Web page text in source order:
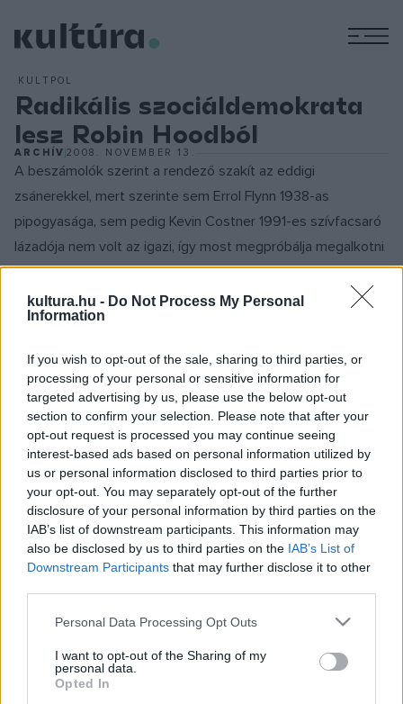
kultura.hu - Do Not Process My Personal
Information
If you wish to opt-out of the sale, sharing to third parties, or
processing of your personal or sensitive information for
targeted advertising by us, please use the below opt-out
section to confirm your selection. Please note that after your
opt-out request is processed you may continue seeing
interest-based ads based on personal information utilized by
us or personal information disclosed to third parties prior to
your opt-out. You may separately opt-out of the further
disclosure of your personal information by third parties on the
IAB’s list of downstream participants. This information may
also be disclosed by us to third parties on the IAB’s List of
Downstream Participants that may further disclose it to other
Please note that this website/app uses one or more Google
not limited to your visit or usage behaviour. You may click to
grant or deny consent to Google and its third-party tags to
use your data for below specified purposes in below Google
Personal Data Processing Opt Outs
I want to opt-out of the Sharing of my
personal data.
Opted In
KULTPOL
Radikális szociáldemokrata
lesz Robin Hoodból
ARCHÍV2008. NOVEMBER 13.
A beszámolók szerint a rendező szakít az eddigi
zsánerekkel, mert szerinte sem Errol Flynn 1938-as
pipogyasága, sem pedig Kevin Costner 1991-es szívfacsaró
lázadója nem volt az igazi, így most megpróbálja megalkotni
a valódi Robin Hoodot.
A direktor mellé kedvelt színésze is csatlakozott, így a
egy szokatlanul kemény és agresszív világ
megvalósításában segít majd a Nottingham munkacímű
produkció forgatásán. A netre kiszivárgott
információmorzsák szerint Robin egyfajta "lázadó
szociáldemokrata" lesz, aki szembeszáll János
adóreformjával. Az uralkodó viszont csak azért emeli meg a
bevételi oldalt, hogy megtöltse a testvére, Oroszlánszívű
Richárd államcsődöt okozó keresztes hadjárata miatt kiürült
kasszát.
Ahogy ebből is látszik, a rendező szeretne leszámolni a
közkeletű Robin Hood-mítoszokkal is, így nem valószínű,
hogy láthatjuk majd Robin és Little John híres párbaját a